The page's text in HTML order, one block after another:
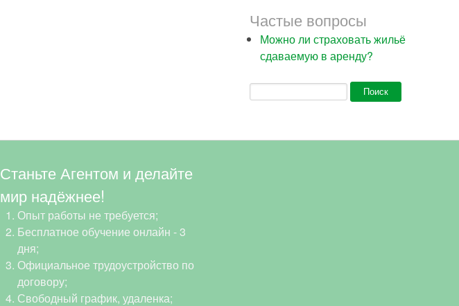
Частые вопросы
Можно ли страховать жильё
сдаваемую в аренду?
Форма поиска
Поиск
Станьте Агентом и делайте
мир надёжнее!
Опыт работы не требуется;
Бесплатное обучение онлайн - 3
дня;
Официальное трудоустройство по
договору;
Свободный график, удаленка;